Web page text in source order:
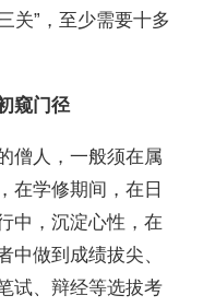
”，至少需要十多
窥门径
人，一般须在属
在学修期间，在日
中，沉淀心性，在
中做到成绩拔尖、
试、辩经等选拔考